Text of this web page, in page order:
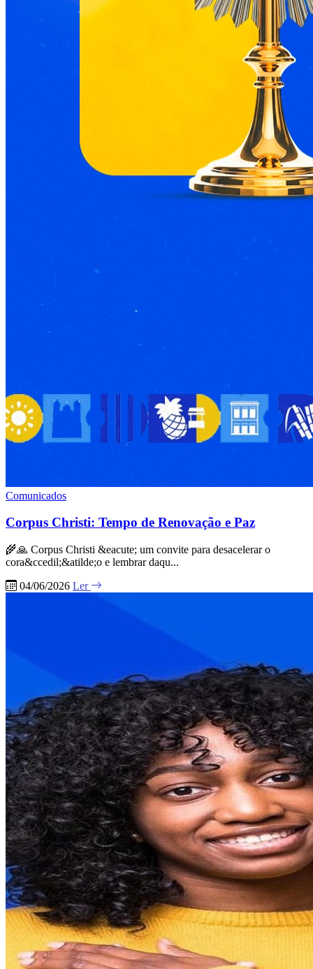
Comunicados
Corpus Christi: Tempo de Renovação e Paz
🌾🙏 Corpus Christi &eacute; um convite para desacelerar o
cora&ccedil;&atilde;o e lembrar daqu...
04/06/2026 Ler